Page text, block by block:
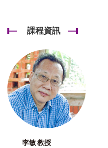
課程資訊
李敏 教授